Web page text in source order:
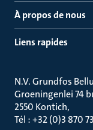
À propos de nous
Liens rapides
N.V. Grundfos
Groeningenlei 74
2550 Kontich
Tél : +32 (0)3 870